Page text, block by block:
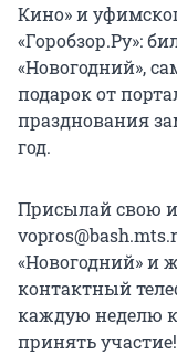
Кино» и
«Горобзор.Ру»:
«Новогодний»,
подарок от
празднования
год.
Присылай свою
«Новогодний» и
контактный
каждую неделю
принять